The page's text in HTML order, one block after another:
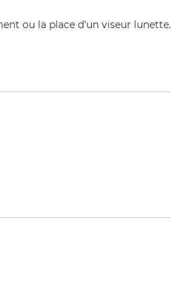
ou la place d'un viseur lunette.